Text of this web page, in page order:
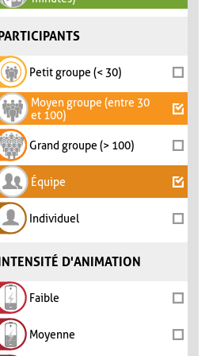
Petit groupe (< 30)
Moyen groupe (entre 30
et 100)
Grand groupe (> 100)
Équipe
Individuel
D'ANIMATION
Faible
Moyenne